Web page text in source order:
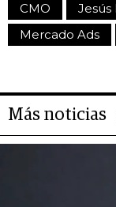
CMO Jesús
Mercado Ads
Más noticias